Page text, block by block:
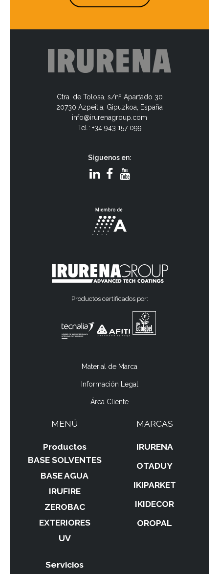
Ctra. de Tolosa, s/nº Apartado 30
20730 Azpeitia, Gipuzkoa, España
info@irurenagroup.com
Tel.: +34 943 157 099
Síguenos en:
MENÚ
Productos
BASE SOLVENTES
BASE AGUA
IRUFIRE
ZEROBAC
EXTERIORES
UV
Servicios
MARCAS
IRURENA
OTADUY
IKIPARKET
IKIDECOR
OROPAL
Productos certificados por:
Material de Marca
Información Legal
Área Cliente